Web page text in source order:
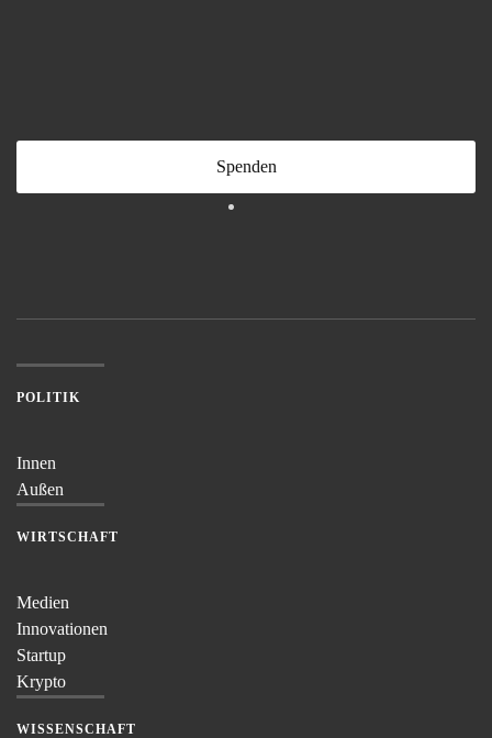
Spenden
POLITIK
Innen
Außen
WIRTSCHAFT
Medien
Innovationen
Startup
Krypto
WISSENSCHAFT